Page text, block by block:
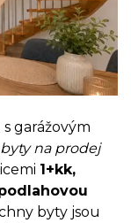
garážovým
byty na prodej
1+kk,
byty jsou